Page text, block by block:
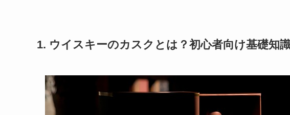
1. ウイスキーのカスクとは？初心者向け基礎知